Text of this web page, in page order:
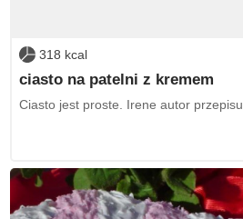
318 kcal
ciasto na patelni z kremem
Ciasto jest proste. Irene autor przepisu